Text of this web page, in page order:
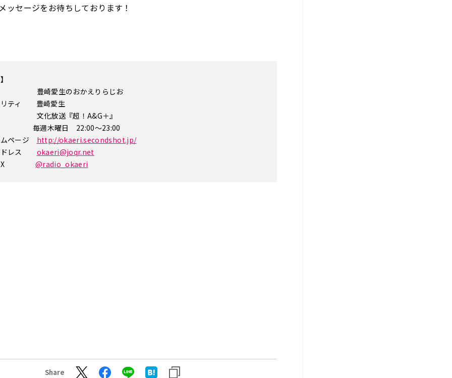
ッセージをお待ちしております！
豊崎愛生のおかえりらじお
リティ 豊崎愛生
文化放送『超！A&G＋』
毎週木曜日 22:00～23:00
ページ http://okaeri.secondshot.jp/
ドレス okaeri@joqr.net
式X @radio_okaeri
Share